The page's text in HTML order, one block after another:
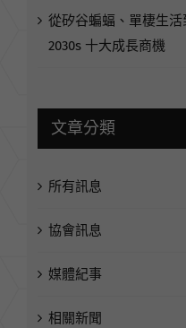
從矽谷蝙蝠、單棲生
2030s 十大成長商機
文章分類
所有訊息
協會訊息
媒體紀事
相關新聞